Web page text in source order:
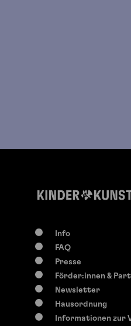
Info
FAQ
Presse
Förder:innen &
Newsletter
Hausordnung
Informationen zur